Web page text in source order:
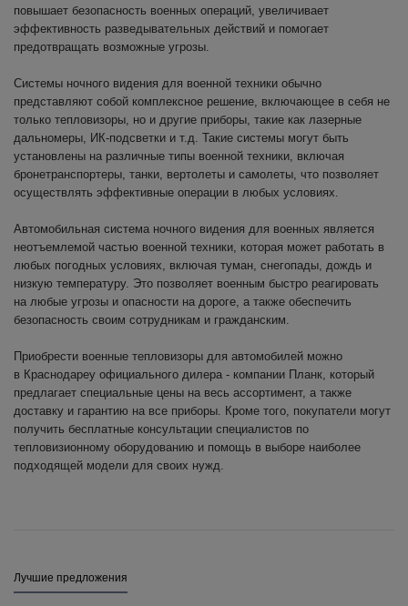
повышает безопасность военных операций, увеличивает
эффективность разведывательных действий и помогает
предотвращать возможные угрозы.
Системы ночного видения для военной техники обычно
представляют собой комплексное решение, включающее в себя не
только тепловизоры, но и другие приборы, такие как лазерные
дальномеры, ИК-подсветки и т.д. Такие системы могут быть
установлены на различные типы военной техники, включая
бронетранспортеры, танки, вертолеты и самолеты, что позволяет
осуществлять эффективные операции в любых условиях.
Автомобильная система ночного видения для военных является
неотъемлемой частью военной техники, которая может работать в
любых погодных условиях, включая туман, снегопады, дождь и
низкую температуру. Это позволяет военным быстро реагировать
на любые угрозы и опасности на дороге, а также обеспечить
безопасность своим сотрудникам и гражданским.
Приобрести военные тепловизоры для автомобилей можно
в Краснодареу официального дилера - компании Планк, который
предлагает специальные цены на весь ассортимент, а также
доставку и гарантию на все приборы. Кроме того, покупатели могут
получить бесплатные консультации специалистов по
тепловизионному оборудованию и помощь в выборе наиболее
подходящей модели для своих нужд.
Лучшие предложения